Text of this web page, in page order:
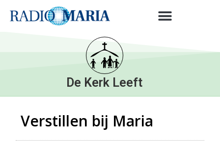
De Kerk Leeft
Verstillen bij Maria